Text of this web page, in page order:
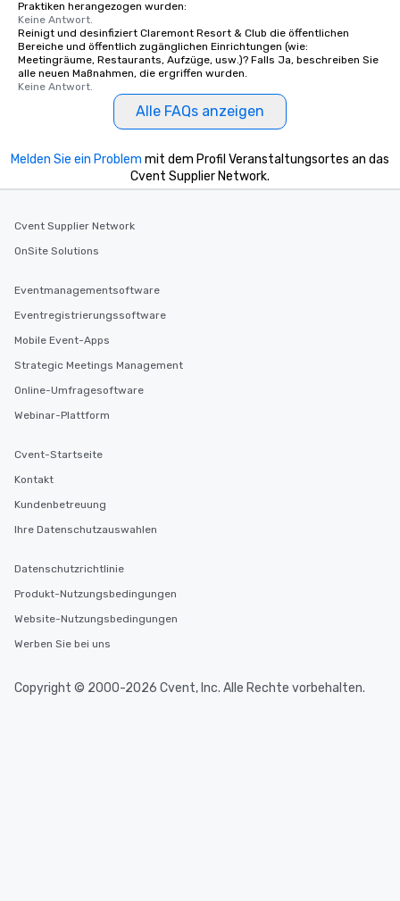
Praktiken herangezogen wurden:
Keine Antwort.
Reinigt und desinfiziert Claremont Resort & Club die öffentlichen
Bereiche und öffentlich zugänglichen Einrichtungen (wie:
Meetingräume, Restaurants, Aufzüge, usw.)? Falls Ja, beschreiben Sie
alle neuen Maßnahmen, die ergriffen wurden.
Keine Antwort.
Alle FAQs anzeigen
Melden Sie ein Problem mit dem Profil Veranstaltungsortes an das
Cvent Supplier Network.
Cvent Supplier Network
OnSite Solutions
Eventmanagementsoftware
Eventregistrierungssoftware
Mobile Event-Apps
Strategic Meetings Management
Online-Umfragesoftware
Webinar-Plattform
Cvent-Startseite
Kontakt
Kundenbetreuung
Ihre Datenschutzauswahlen
Datenschutzrichtlinie
Produkt-Nutzungsbedingungen
Website-Nutzungsbedingungen
Werben Sie bei uns
Copyright © 2000-2026 Cvent, Inc. Alle Rechte vorbehalten.